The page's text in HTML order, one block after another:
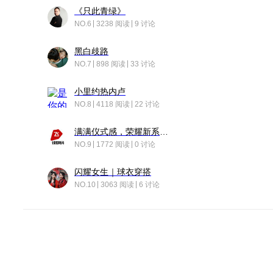
《只此青绿》
NO.6 3238 阅读 9 讨论
黑白歧路
NO.7 898 阅读 33 讨论
小里约热内卢
NO.8 4118 阅读 22 讨论
NO.9 1772 阅读 0 讨论
闪耀女生｜球衣穿搭
NO.10 3063 阅读 6 讨论